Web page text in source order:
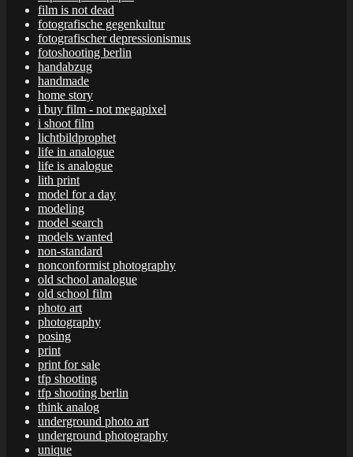
film is not dead
fotografische gegenkultur
fotografischer depressionismus
fotoshooting berlin
handabzug
handmade
home story
i buy film - not megapixel
i shoot film
lichtbildprophet
life in analogue
life is analogue
lith print
model for a day
modeling
model search
models wanted
non-standard
nonconformist photography
old school analogue
old school film
photo art
photography
posing
print
print for sale
tfp shooting
tfp shooting berlin
think analog
underground photo art
underground photography
unique